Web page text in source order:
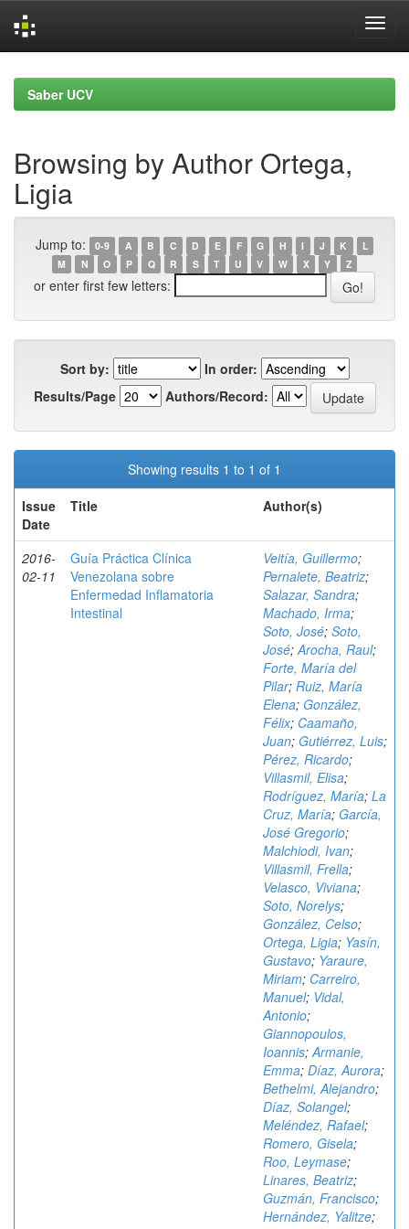
navigationSaber UCV
Browsing by Author Ortega,
Ligia
Jump to: 0-9 A B C D E F G H I J K
L
M
N O P Q R S T U V W X Y Z
or enter first few letters:
Sort by:
In order:
Results/Page
Authors/Record:
Showing results 1 to 1 of 1
Issue
Date
Title Author(s)
2016-
02-11
Guía Práctica Clínica
Venezolana sobre
Enfermedad Inflamatoria
Intestinal
Veitía, Guillermo;
Pernalete, Beatriz;
Salazar, Sandra;
Machado, Irma;
Soto, José; Soto,
José;Arocha, Raul;
Forte, María del
Pilar; Ruiz, María
Elena; González,
Félix; Caamaño,
Juan; Gutiérrez, Luis;
Pérez, Ricardo;
Villasmil, Elisa;
Rodríguez, María; La
Cruz, María; García,
José Gregorio;
Malchiodi, Ivan;
Villasmil, Frella;
Velasco, Viviana;
Soto, Norelys;
González, Celso;
Ortega, Ligia; Yasín,
Gustavo; Yaraure,
Miriam; Carreiro,
Manuel; Vidal,
Antonio;
Giannopoulos,
Ioannis;Armanie,
Emma; Díaz, Aurora;
Bethelmi, Alejandro;
Díaz, Solangel;
Meléndez, Rafael;
Romero, Gisela;
Roo, Leymase;
Linares, Beatriz;
Guzmán, Francisco;
Hernández, Yalitze;